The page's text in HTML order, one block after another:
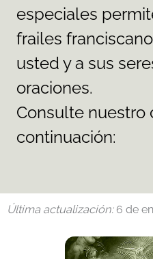
especiales
frailes
usted y a sus
oraciones.
Consulte nuestro
continuación:
Última actualización: 6 de